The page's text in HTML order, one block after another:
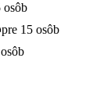
osôb
pre 15 osôb